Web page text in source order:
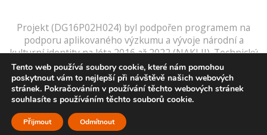
Projekt (DG16P02H024) byl podpořen programem na
podporu aplikovaného výzkumu a vývoje národní a
kulturní identity na léta 2016 až 2022 (NAKI II). Technický
provozovatel: SUMA spol. s r.o.Digitální slovníky a
kartotéku zajišťujeGulliver.
Zpracování osobních údajů:Využívání osobních dat
Tento web používá soubory cookie, které nám pomohou
poskytnout vám to nejlepší při návštěvě našich webových
stránek. Pokračováním v používání těchto webových stránek
souhlasíte s používáním těchto souborů cookie.
Přijmout Odmítnout